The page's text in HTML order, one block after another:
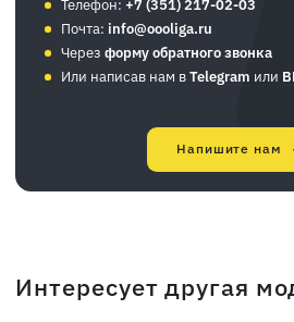
Телефон: +7 (351) 217-02-03
Почта: info@oooliga.ru
Через форму обратного звонка
Или написав нам вTelegram или
Напишите нам
Интересует другая